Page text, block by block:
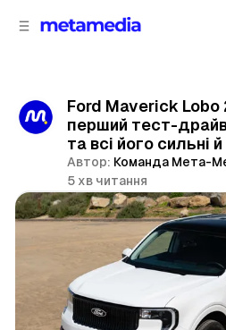
Ford Maverick Lobo
перший тест-
та всі його сильні
Автор: Команда Мета-
5 хв читання
Поділитися